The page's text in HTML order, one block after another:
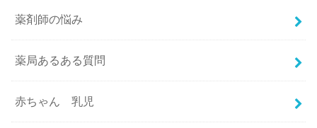
薬剤師の悩み
薬局あるある質問
赤ちゃん 乳児